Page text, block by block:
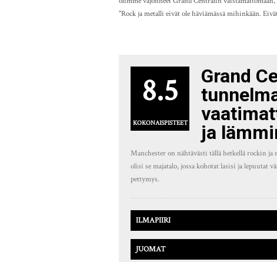
"Rock ja metalli eivät ole häviämässä mihinkään.
8.5
KOKONAISPISTEET
Grand
ja
Manchester on nähtävästi tällä hetkellä rockin
olisi se majatalo, jossa kohotat lasisi ja lepuutat
pettymys.
ILMAPIIRI
JUOMAT